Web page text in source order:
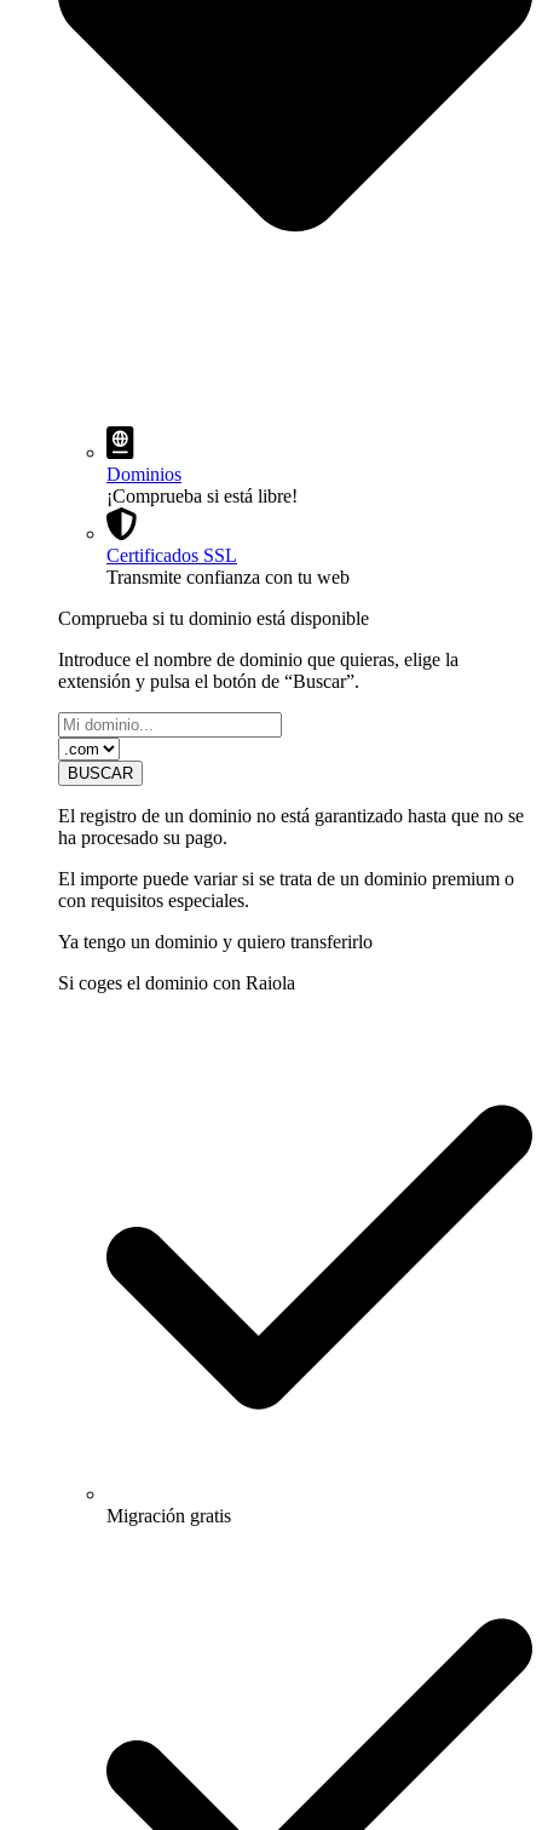
Dominios
¡Comprueba si está libre!
Certificados SSL
Transmite confianza con tu web
Comprueba si tu dominio está disponible
Introduce el nombre de dominio que quieras, elige la
extensión y pulsa el botón de “Buscar”.
El registro de un dominio no está garantizado hasta que no se
ha procesado su pago.
El importe puede variar si se trata de un dominio premium o
con requisitos especiales.
Ya tengo un dominio y quiero transferirlo
Si coges el dominio con Raiola
Migración gratis